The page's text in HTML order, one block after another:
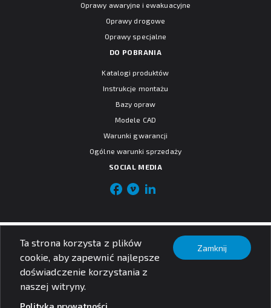
Ta strona korzysta z plików
cookie, aby zapewnić najlepsze
doświadczenie korzystania z
naszej witryny.
Polityka prywatności
Zamknij
Oprawy awaryjne i ewakuacyjne
Oprawy drogowe
Oprawy specjalne
DO POBRANIA
Katalogi produktów
Instrukcje montażu
Bazy opraw
Modele CAD
Warunki gwarancji
Ogólne warunki sprzedaży
SOCIAL MEDIA
© PXF Lighting sp. z o.o.
Nota prawna
Polityka prywatności